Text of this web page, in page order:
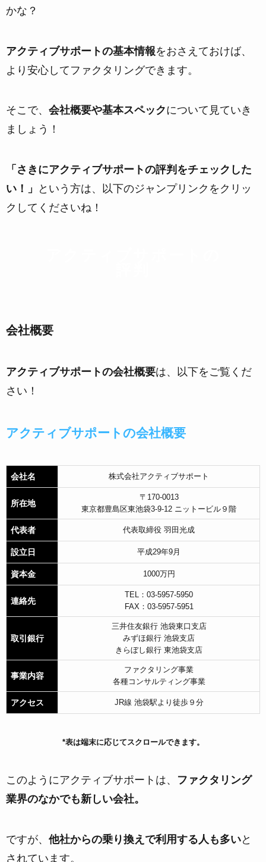
かな？
アクティブサポートの基本情報をおさえておけば、
より安心してファクタリングできます。
そこで、 会社概要や基本スペックについて見ていき
ましょう！
「さきにアクティブサポートの評判をチェックした
い！」
という方は、以下のジャンプリンクをクリッ
クしてくださいね！
会社概要
アクティブサポートの会社概要は、以下をご覧くだ
さい！
アクティブサポートの会社概要
会社名 株式会社アクティブサポート
所在地
〒170-0013
東京都豊島区東池袋3-9-12 ニットービル９階
代表者 代表取締役 羽田光成
設立日 平成29年9月
資本金 1000万円
連絡先
TEL：03‐5957‐5950
FAX：03‐5957‐5951
取引銀行
三井住友銀行 池袋東口支店
みずほ銀行 池袋支店
きらぼし銀行 東池袋支店
事業内容
ファクタリング事業
各種コンサルティング事業
アクセス JR線 池袋駅より徒歩９分
*表は端末に応じてスクロールできます。
このようにアクティブサポートは、 ファクタリング
業界のなかでも新しい会社。
ですが、 他社からの乗り換えで利用する人も多いと
されています。